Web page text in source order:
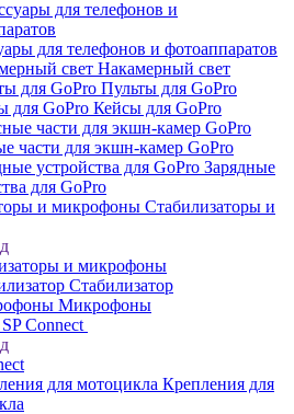
для телефонов и фотоаппаратов
Накамерный свет
Пульты для GoPro
Кейсы для GoPro
части для экшн-камер GoPro
Зарядные
для GoPro
Стабилизаторы и
и микрофоны
Стабилизатор
Микрофоны
SP Connect
Крепления для